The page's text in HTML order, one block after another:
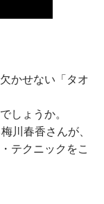
かせない「タオ
しょうか。
川春香さんが、
テクニックをこ